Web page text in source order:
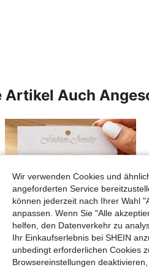
Artikel Auch
Wir verwenden Cookies und
angeforderten Service
können jederzeit nach Ihrer Wahl
anpassen. Wenn Sie "Alle
helfen, den Datenverkehr zu
Ihr Einkaufserlebnis bei SHEIN
unbedingt erforderlichen Cookies
Browsereinstellungen